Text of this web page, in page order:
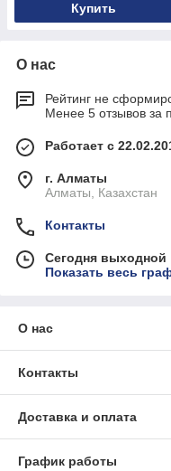
Купить
О нас
Рейтинг не
Менее 5 отзывов за
Работает с
г. Алматы
Алматы, Казахстан
Контакты
Сегодня выходной
Показать весь
О нас
Контакты
Доставка и оплата
График работы